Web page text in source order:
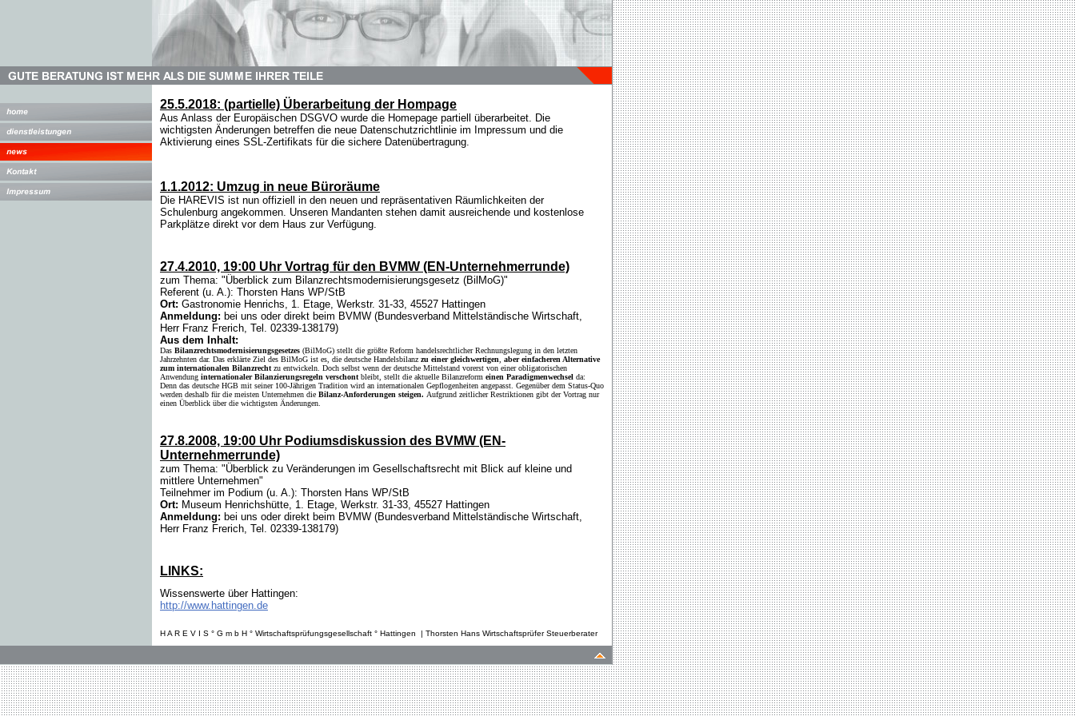
25.5.2018: (partielle) Überarbeitung der Hompage
Aus Anlass der Europäischen DSGVO wurde die Homepage partiell überarbeitet. Die
wichtigsten Änderungen betreffen die neue Datenschutzrichtlinie im Impressum und die
Aktivierung eines SSL-Zertifikats für die sichere Datenübertragung.
1.1.2012: Umzug in neue Büroräume
Die HAREVIS ist nun offiziell in den neuen und repräsentativen Räumlichkeiten der
Schulenburg angekommen. Unseren Mandanten stehen damit ausreichende und kostenlose
Parkplätze direkt vor dem Haus zur Verfügung.
27.4.2010, 19:00 Uhr Vortrag für den BVMW (EN-Unternehmerrunde)
zum Thema: "Überblick zum Bilanzrechtsmodernisierungsgesetz (BilMoG)"
Referent (u. A.): Thorsten Hans WP/StB
Ort: Gastronomie Henrichs, 1. Etage, Werkstr. 31-33, 45527 Hattingen
Anmeldung: bei uns oder direkt beim BVMW (Bundesverband Mittelständische Wirtschaft,
Herr Franz Frerich, Tel. 02339-138179)
Aus dem Inhalt:
Das Bilanzrechtsmodernisierungsgesetzes (BilMoG) stellt die größte Reform handelsrechtlicher Rechnungslegung in den letzten
Jahrzehnten dar. Das erklärte Ziel des BilMoG ist es, die deutsche Handelsbilanz zu einer gleichwertigen
aber einfacheren Alternative
zum internationalen Bilanzrecht zu entwickeln. Doch selbst wenn der deutsche Mittelstand vorerst von einer obligatorischen
Anwendung internationaler Bilanzierungsregeln verschont bleibt, stellt die aktuelle Bilanzreform einen Paradigmenwechsel da:
Denn das deutsche HGB mit seiner 100-Jährigen Tradition wird an internationalen Gepflogenheiten angepasst. Gegenüber dem Status-Quo
werden deshalb für die meisten Unternehmen die Bilanz-Anforderungen steigen. Aufgrund zeitlicher Restriktionen gibt der Vortrag nur
einen Überblick über die wichtigsten Änderungen.
27.8.2008, 19:00 Uhr Podiumsdiskussion des BVMW (EN-
Unternehmerrunde)
zum Thema: "Überblick zu Veränderungen im Gesellschaftsrecht mit Blick auf kleine und
mittlere Unternehmen"
Teilnehmer im Podium (u. A.): Thorsten Hans WP/StB
Ort: Museum Henrichshütte, 1. Etage, Werkstr. 31-33, 45527 Hattingen
Anmeldung: bei uns oder direkt beim BVMW (Bundesverband Mittelständische Wirtschaft,
Herr Franz Frerich, Tel. 02339-138179)
LINKS:
Wissenswerte über Hattingen:
http://www.hattingen.de
H A R E V I S ° G m b H ° Wirtschaftsprüfungsgesellschaft ° Hattingen | Thorsten Hans Wirtschaftsprüfer Steuerberater